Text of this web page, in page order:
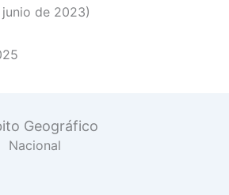
de 2023)
Geográfico
Nacional